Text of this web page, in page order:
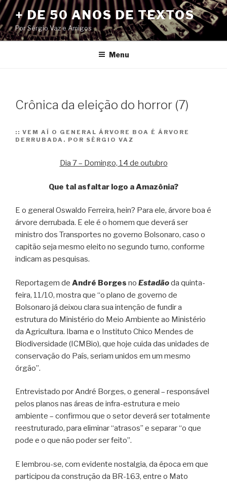
Pular
para
o
conteúdo
+ DE 50 ANOS DE TEXTOS
Por Sérgio Vaz e Amigos
Menu
Crônica da eleição do horror (7)
:: VEM AÍ O GENERAL ÁRVORE BOA É ÁRVORE
DERRUBADA. POR SÉRGIO VAZ
Dia 7 – Domingo, 14 de outubro
Que tal asfaltar logo a Amazônia?
E o general Oswaldo Ferreira, hein? Para ele, árvore boa é
árvore derrubada. E ele é o homem que deverá ser
ministro dos Transportes no governo Bolsonaro, caso o
capitão seja mesmo eleito no segundo turno, conforme
indicam as pesquisas.
Reportagem de André Borges no Estadãoda quinta-
feira, 11/10, mostra que “o plano de governo de
Bolsonaro já deixou clara sua intenção de fundir a
estrutura do Ministério do Meio Ambiente ao Ministério
da Agricultura. Ibama e o Instituto Chico Mendes de
Biodiversidade (ICMBio), que hoje cuida das unidades de
conservação do País, seriam unidos em um mesmo
órgão”.
Entrevistado por André Borges, o general – responsável
pelos planos nas áreas de infra-estrutura e meio
ambiente – confirmou que o setor deverá ser totalmente
reestruturado, para eliminar “atrasos” e separar “o que
pode e o que não poder ser feito”.
E lembrou-se, com evidente nostalgia, da época em que
participou da construção da BR-163, entre o Mato